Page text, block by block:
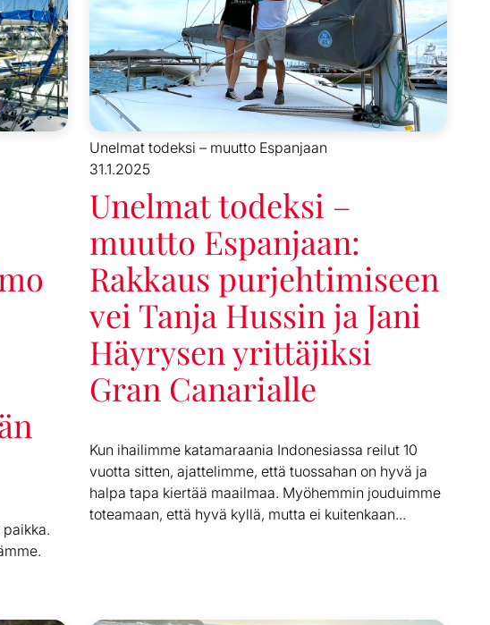
Unelmat todeksi – muutto Espanjaan
31.1.2025
Unelmat todeksi –
muutto Espanjaan:
Rakkaus purjehtimiseen
vei Tanja Hussin ja Jani
Häyrysen yrittäjiksi
Gran Canarialle
Kun ihailimme katamaraania Indonesiassa reilut 10
vuotta sitten, ajattelimme, että tuossahan on hyvä ja
halpa tapa kiertää maailmaa. Myöhemmin jouduimme
toteamaan, että hyvä kyllä, mutta ei kuitenkaan...